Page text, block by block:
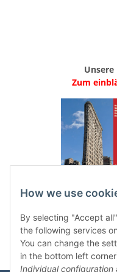
Unsere
Zum
Categories
How we use
By selecting "Accept
the following services
You can change the
in the bottom left
Individual configuration